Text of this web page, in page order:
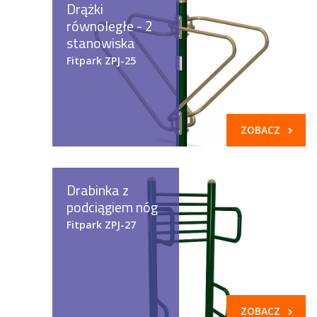
Drążki
równoległe - 2
stanowiska
Fitpark ZPJ-25
ZOBACZ
Drabinka z
podciągiem nóg
Fitpark ZPJ-27
ZOBACZ